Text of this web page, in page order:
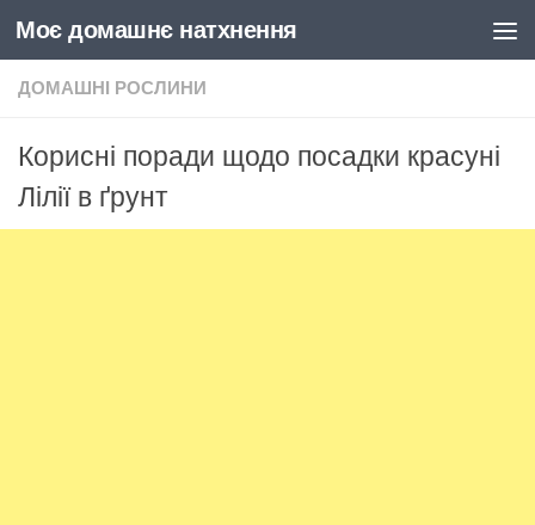
Skip to content
Моє домашнє натхнення
ДОМАШНІ РОСЛИНИ
Корисні поради щодо посадки красуні
Лілії в ґрунт